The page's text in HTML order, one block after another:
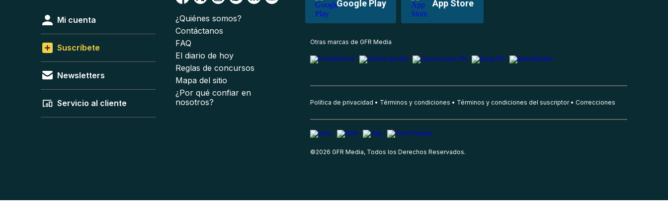
Google Play App Store
Mi cuenta
Suscríbete
Newsletters
Servicio al cliente
¿Quiénes somos?
Contáctanos
FAQ
El diario de hoy
Reglas de concursos
Mapa del sitio
¿Por qué confiar en
nosotros?
Otras marcas de GFR Media
Política de privacidad Términos y condiciones Términos y condiciones del suscriptor Correcciones
©2026 GFR Media, Todos los Derechos Reservados.